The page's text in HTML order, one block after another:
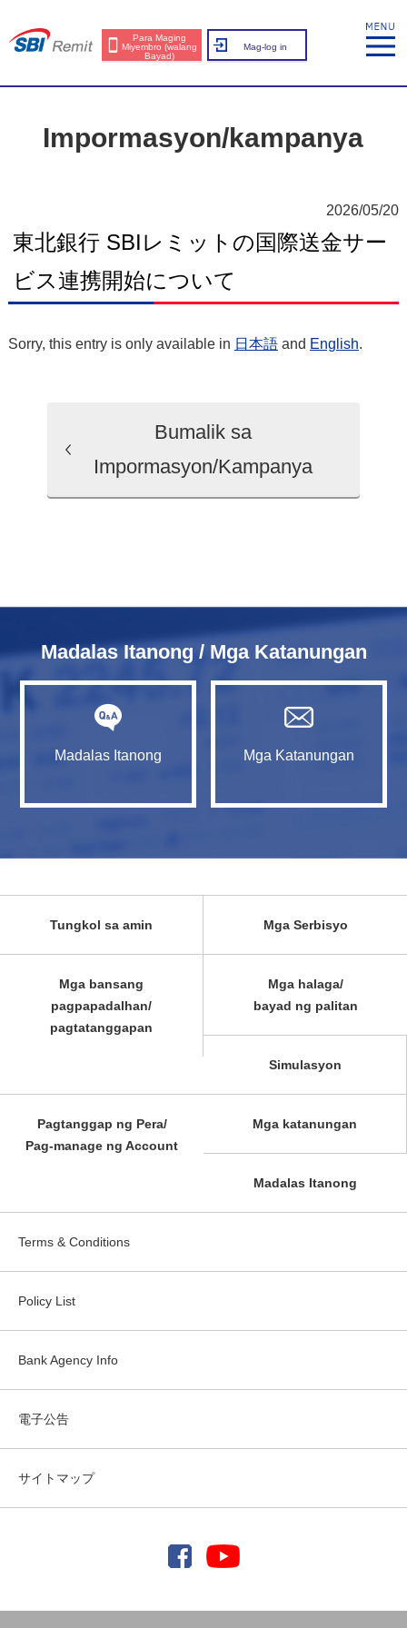
Para Maging
Miyembro (walang
Bayad)
Mag-log in
Impormasyon/kampanya
2026/05/20
東北銀行 SBIレミットの国際送金サー
ビス連携開始について
Sorry, this entry is only available in 日本語and English.
Bumalik sa
Impormasyon/Kampanya
Madalas Itanong / Mga Katanungan
Madalas Itanong Mga Katanungan
Tungkol sa amin Mga Serbisyo
Mga bansang
pagpapadalhan/
pagtatanggapan
Mga halaga/
bayad ng palitan
Simulasyon
Pagtanggap ng Pera/
Pag-manage ng Account
Mga katanungan
Madalas Itanong
Terms & Conditions
Policy List
Bank Agency Info
電子公告
サイトマップ